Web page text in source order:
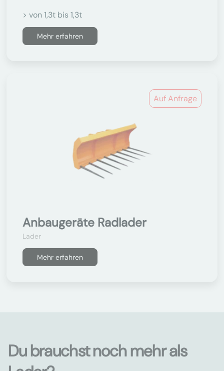
> von 1,3t bis 1,3t
Mehr erfahren
Auf Anfrage
Anbaugeräte Radlader
Lader
Mehr erfahren
Du brauchst noch mehr als